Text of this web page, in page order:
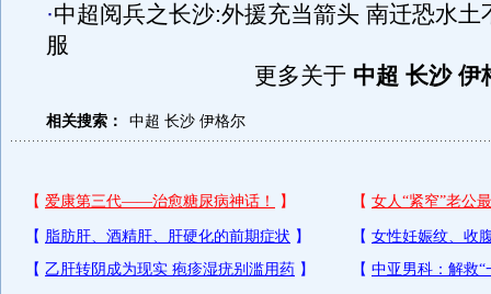
·中超阅兵之长沙:外援充当箭头 南迁恐水土
服
更多关于 中超 长沙 伊
相关搜索： 中超 长沙 伊格尔